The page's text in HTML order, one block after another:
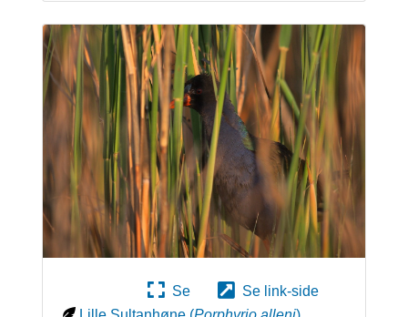
Se
Se link-side